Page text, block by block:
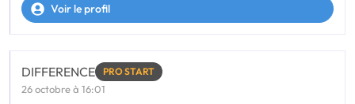
Voir le profil
DIFFERENCE PRO START
26 octobre à 16:01